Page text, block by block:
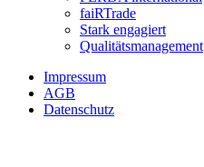
faiRTrade
Stark engagiert
Qualitätsmanagement
Impressum
AGB
Datenschutz